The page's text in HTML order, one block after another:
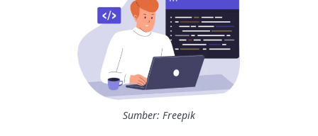
Sumber: Freepik